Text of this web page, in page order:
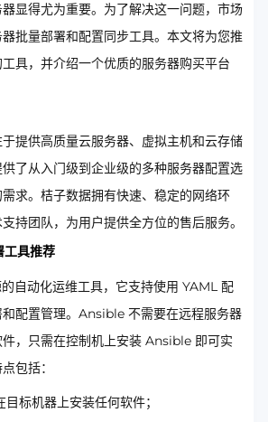
显得尤为重要。为了解决这一问题，市场
器批量部署和配置同步工具。本文将为您推
具，并介绍一个优质的服务器购买平台
提供高质量云服务器、虚拟主机和云存储
了从入门级到企业级的多种服务器配置选
求。桔子数据拥有快速、稳定的网络环
持团队，为用户提供全方位的售后服务。
工具推荐
自动化运维工具，它支持使用 YAML 配
配置管理。Ansible 不需要在远程服务器
件，只需在控制机上安装 Ansible 即可实
包括：
标机器上安装任何软件；